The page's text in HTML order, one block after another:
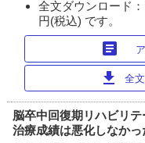
全文ダウンロード
円(税込) です。
article
download 全
脳卒中回復期リハビリ
治療成績は悪化しなかっ